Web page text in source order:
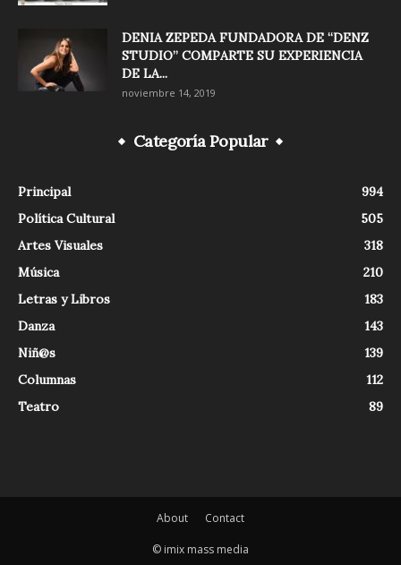
DENIA ZEPEDA FUNDADORA DE “DENZ
STUDIO” COMPARTE SU EXPERIENCIA
DE LA...
noviembre 14, 2019
Categoría Popular
Principal
994
Política Cultural
505
Artes Visuales
318
Música
210
Letras y Libros
183
Danza
143
Niñ@s
139
Columnas
112
Teatro
89
About Contact
© imix mass media